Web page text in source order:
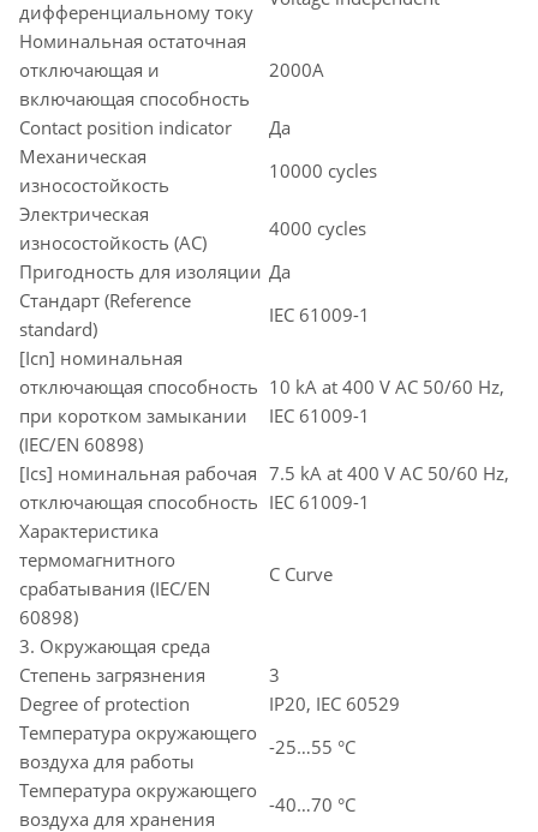
дифференциальному току
Номинальная остаточная
отключающая и
включающая способность
2000A
Contact position indicator
Да
Механическая
износостойкость
10000 cycles
Электрическая
износостойкость (AC)
4000 cycles
Пригодность для изоляции Да
Стандарт (Reference
standard)
IEC 61009-1
[Icn] номинальная
отключающая способность
при коротком замыкании
(IEC/EN 60898)
10 kA at 400 V AC 50/60 Hz,
IEC 61009-1
[Ics] номинальная рабочая
отключающая способность
7.5 kA at 400 V AC 50/60 Hz,
IEC 61009-1
Характеристика
термомагнитного
срабатывания (IEC/EN
60898)
C Curve
3. Окружающая среда
Степень загрязнения
3
Degree of protection
IP20, IEC 60529
Температура окружающего
воздуха для работы
-25…55 °C
Температура окружающего
воздуха для хранения
-40…70 °C